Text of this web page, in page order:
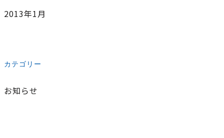
2013年1月
カテゴリー
お知らせ